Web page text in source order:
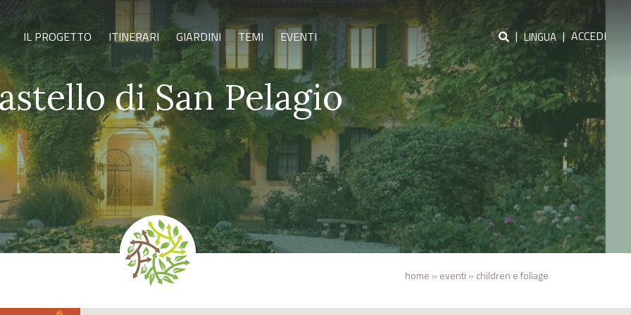
IL PROGETTO ITINERARI GIARDINI TEMI EVENTI | LINGUA | ACCEDI
di San Pelagio
home » eventi » children e foliage